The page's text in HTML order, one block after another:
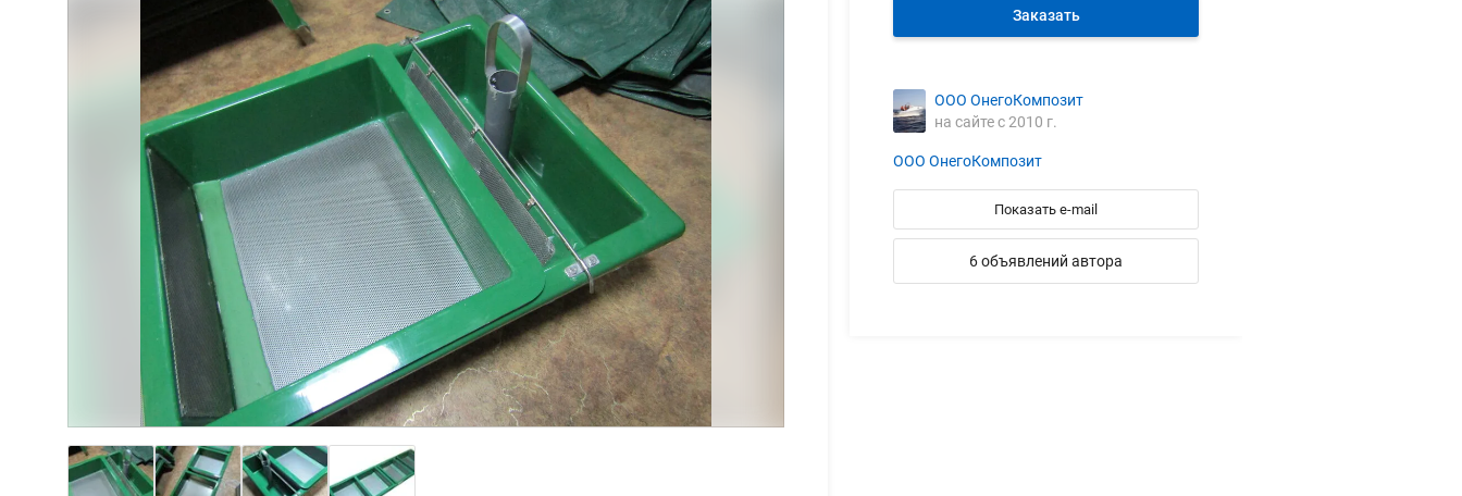
Заказать
ООО ОнегоКомпозит
на сайте с 2010 г.
ООО ОнегоКомпозит
Показать e-mail
6 объявлений автора